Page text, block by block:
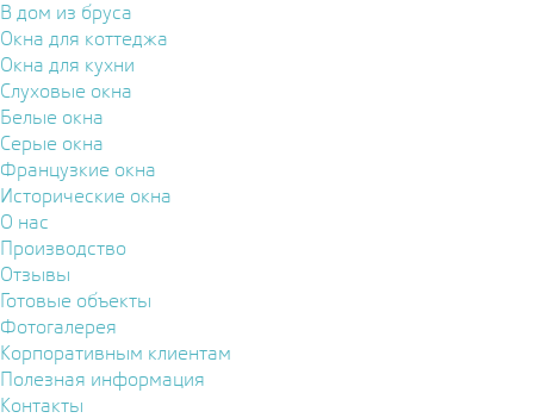
В дом из бруса
Окна для коттеджа
Окна для кухни
Слуховые окна
Белые окна
Серые окна
Французкие окна
Исторические окна
О нас
Производство
Отзывы
Готовые объекты
Фотогалерея
Корпоративным клиентам
Полезная информация
Контакты